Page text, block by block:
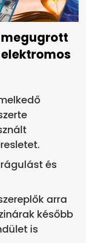
és
arra
később
is